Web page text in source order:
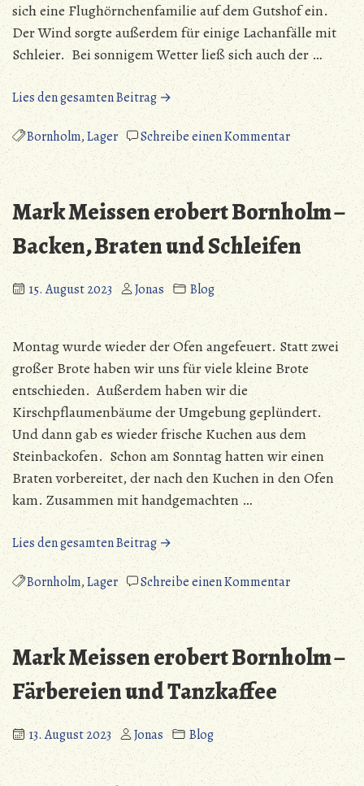
sich eine Flughörnchenfamilie auf dem Gutshof ein.
Der Wind sorgte außerdem für einige Lachanfälle mit
Schleier. Bei sonnigem Wetter ließ sich auch der …
Lies den gesamten Beitrag → „Mark
Meissen
erobert
Bornholm
–
Die
Reise
ist
zu
Ende“
Bornholm,Lager Schreibe einen Kommentarzu
Mark
Meissen
erobert
Bornholm
–
Die
Reise
ist
zu
Ende
Mark Meissen erobert Bornholm –
Backen, Braten und Schleifen
15. August 2023 Jonas Blog
Montag wurde wieder der Ofen angefeuert. Statt zwei
großer Brote haben wir uns für viele kleine Brote
entschieden. Außerdem haben wir die
Kirschpflaumenbäume der Umgebung geplündert.
Und dann gab es wieder frische Kuchen aus dem
Steinbackofen. Schon am Sonntag hatten wir einen
Braten vorbereitet, der nach den Kuchen in den Ofen
kam. Zusammen mit handgemachten …
Lies den gesamten Beitrag →„Mark
Meissen
erobert
Bornholm
–
Backen,
Braten
und
Schleifen“
Bornholm,Lager Schreibe einen Kommentarzu
Mark
Meissen
erobert
Bornholm
–
Backen,
Braten
und
Schleifen
Mark Meissen erobert Bornholm –
Färbereien und Tanzkaffee
13. August 2023 Jonas Blog